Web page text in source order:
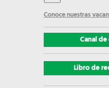
Conoce nuestras
Canal de
Libro de